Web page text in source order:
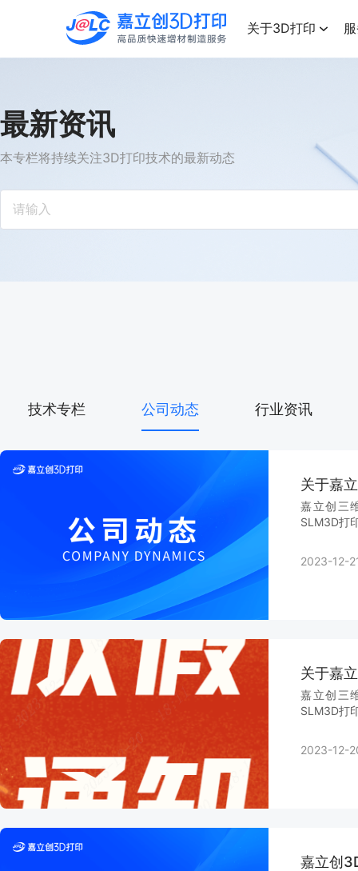
高品质快速增材制造服务
关于3D打印
最新资讯
本专栏将持续关注3D打印技术的最新动态
技术专栏 公司动态 行业资讯
关于嘉
嘉立创三
SLM3D打
2023-12-
关于嘉
嘉立创三
SLM3D打
2023-12-
嘉立创